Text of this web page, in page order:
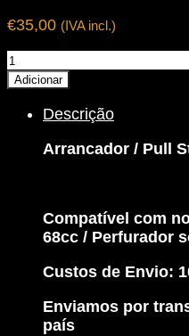
€35,00 (IVA incl.)
Quantidade
de
Start
Arrancador
Adicionar
Descrição
Arrancador / Pull
Compatível com
68cc / Perfurador
Custos de Envio:
Enviamos por
país